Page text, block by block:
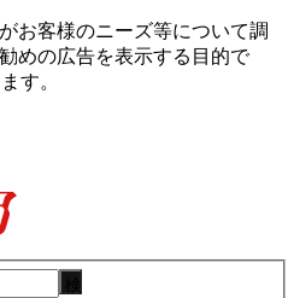
お客様のニーズ等について調
めの広告を表⽰する⽬的で
す。